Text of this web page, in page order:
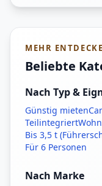
MEHR
Beliebte
Nach Typ &
Günstig mieten
Teilintegriert
Bis 3,5 t
Für 6 Personen
Nach Marke